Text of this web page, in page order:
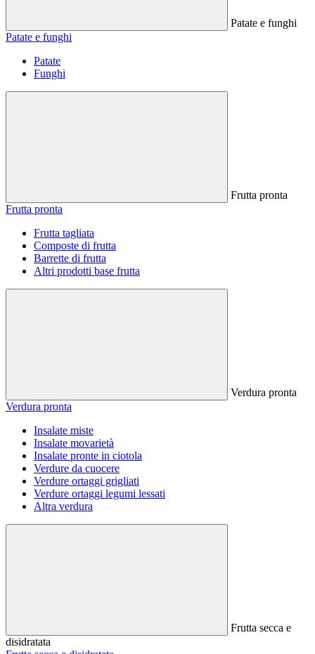
Patate e funghi
Patate e funghi
Patate
Funghi
Frutta pronta
Frutta pronta
Frutta tagliata
Composte di frutta
Barrette di frutta
Altri prodotti base frutta
Verdura pronta
Verdura pronta
Insalate miste
Insalate movarietà
Insalate pronte in ciotola
Verdure da cuocere
Verdure ortaggi grigliati
Verdure ortaggi legumi lessati
Altra verdura
Frutta secca e
disidratata